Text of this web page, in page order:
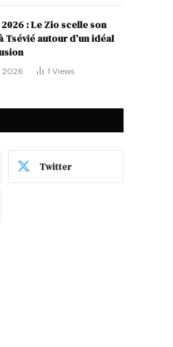
2026 : Le Zio scelle son
Tsévié autour d’un idéal
2026 1 Views
Twitter